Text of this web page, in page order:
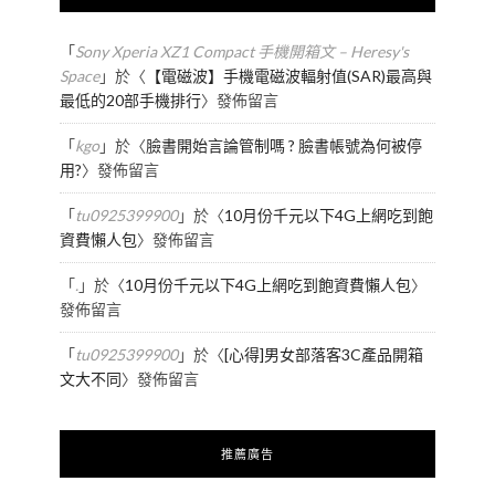
「Sony Xperia XZ1 Compact 手機開箱文 – Heresy's
Space」於〈 【電磁波】手機電磁波輻射值(SAR)最高與
最低的20部手機排行〉發佈留言
「kgo」於〈臉書開始言論管制嗎 ? 臉書帳號為何被停
用?〉發佈留言
「tu0925399900」於〈10月份千元以下4G上網吃到飽
資費懶人包〉發佈留言
「.」於〈10月份千元以下4G上網吃到飽資費懶人包〉
發佈留言
「tu0925399900」於〈[心得]男女部落客3C產品開箱
文大不同〉發佈留言
推薦廣告